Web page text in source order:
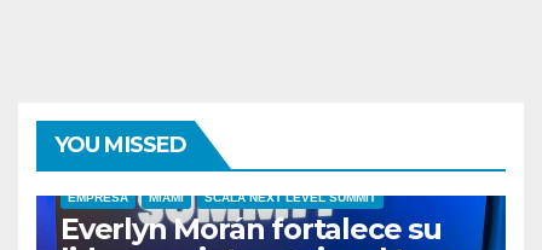
YOU MISSED
EMPRESA MIAMI SCALA NEXT LEVEL SUMMIT
Everlyn Morán fortalece su